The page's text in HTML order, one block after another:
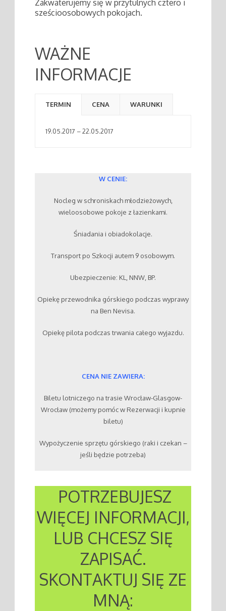
Zakwaterujemy się w przytulnych cztero i
sześcioosobowych pokojach.
WAŻNE
INFORMACJE
TERMIN CENA WARUNKI
19.05.2017 – 22.05.2017
W CENIE:
Nocleg w schroniskach młodzieżowych,
wieloosobowe pokoje z łazienkami.
Śniadania i obiadokolacje.
Transport po Szkocji autem 9 osobowym.
Ubezpieczenie: KL, NNW, BP.
Opiekę przewodnika górskiego podczas wyprawy
na Ben Nevisa.
Opiekę pilota podczas trwania całego wyjazdu.
CENA NIE ZAWIERA:
Biletu lotniczego na trasie Wrocław-Glasgow-
Wrocław (możemy pomóc w Rezerwacji i kupnie
biletu)
Wypożyczenie sprzętu górskiego (raki i czekan –
jeśli będzie potrzeba)
POTRZEBUJESZ
WIĘCEJ INFORMACJI,
LUB CHCESZ SIĘ
ZAPISAĆ.
SKONTAKTUJ SIĘ ZE
MNĄ: